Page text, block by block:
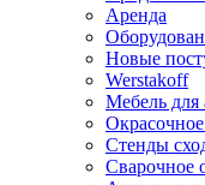
Аренда
Новые
Werstakoff
Мебель для
Стенды
Сварочное